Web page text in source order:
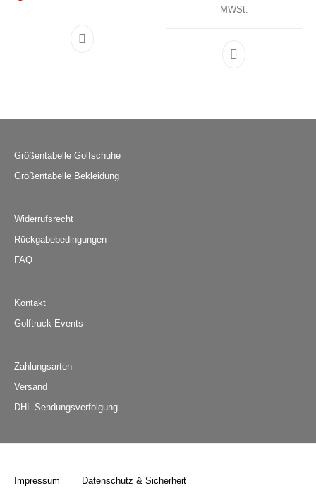
Dieses Produkt weist mehrere Varianten auf.
MWSt.
Dieses Produkt
Größentabelle Golfschuhe
Größentabelle Bekleidung
Widerrufsrecht
Rückgabebedingungen
FAQ
Kontakt
Golftruck Events
Zahlungsarten
Versand
DHL Sendungsverfolgung
Impressum Datenschutz & Sicherheit